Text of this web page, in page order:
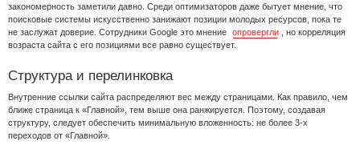
закономерность заметили давно. Среди оптимизаторов даже бытует мнение, что
поисковые системы искусственно занижают позиции молодых ресурсов, пока те
не заслужат доверие. Сотрудники Google это мнение опровергли
, но корреляция
возраста сайта с его позициями все равно существует.
Структура и перелинковка
Внутренние ссылки сайта распределяют вес между страницами. Как правило, чем
ближе страница к «Главной», тем выше она ранжируется. Поэтому, создавая
структуру, следует обеспечить минимальную вложенность: не более 3-х
переходов от «Главной».